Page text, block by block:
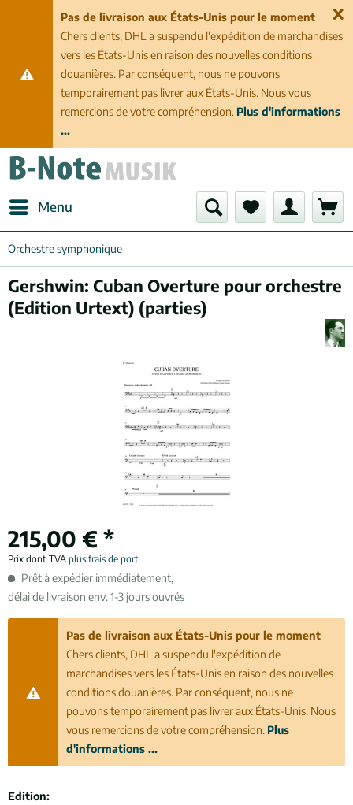
Pas de livraison aux États-Unis pour le moment
Chers clients, DHL a suspendu l'expédition de marchandises
vers les États-Unis en raison des nouvelles conditions
douanières. Par conséquent, nous ne pouvons
temporairement pas livrer aux États-Unis. Nous vous
remercions de votre compréhension. Plus d'informations
...
Menu
Orchestre symphonique
Gershwin: Cuban Overture pour orchestre
(Edition Urtext) (parties)
215,00 € *
Prix dont TVA plus frais de port
Prêt à expédier immédiatement,
délai de livraison env. 1-3 jours ouvrés
Pas de livraison aux États-Unis pour le moment
Chers clients, DHL a suspendu l'expédition de
marchandises vers les États-Unis en raison des nouvelles
conditions douanières. Par conséquent, nous ne
pouvons temporairement pas livrer aux États-Unis. Nous
vous remercions de votre compréhension. Plus
d'informations ...
Edition: